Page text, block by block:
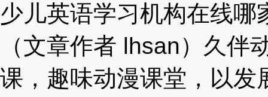
少儿英语学习机构在线哪
（文章作者 lhsan）久伴
课，趣味动漫课堂，以发